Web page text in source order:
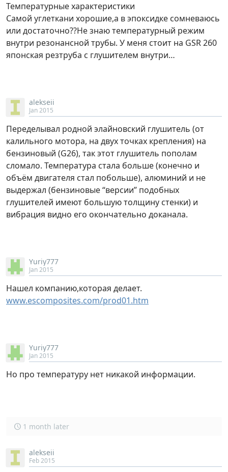
Температурные характеристики
Самой углеткани хорошие,а в эпоксидке сомневаюсь
или достаточно??Не знаю температурный режим
внутри резонансной трубы. У меня стоит на GSR 260
японская резтруба с глушителем внутри…
alekseii
Jan 2015
Переделывал родной элайновский глушитель (от
калильного мотора, на двух точках крепления) на
бензиновый (G26), так этот глушитель пополам
сломало. Температура стала больше (конечно и
объём двигателя стал побольше), алюминий и не
выдержал (бензиновые “версии” подобных
глушителей имеют большую толщину стенки) и
вибрация видно его окончательно доканала.
Yuriy777
Jan 2015
Нашел компанию,которая делает.
www.escomposites.com/prod01.htm
Yuriy777
Jan 2015
Но про температуру нет никакой информации.
1 month later
alekseii
Feb 2015